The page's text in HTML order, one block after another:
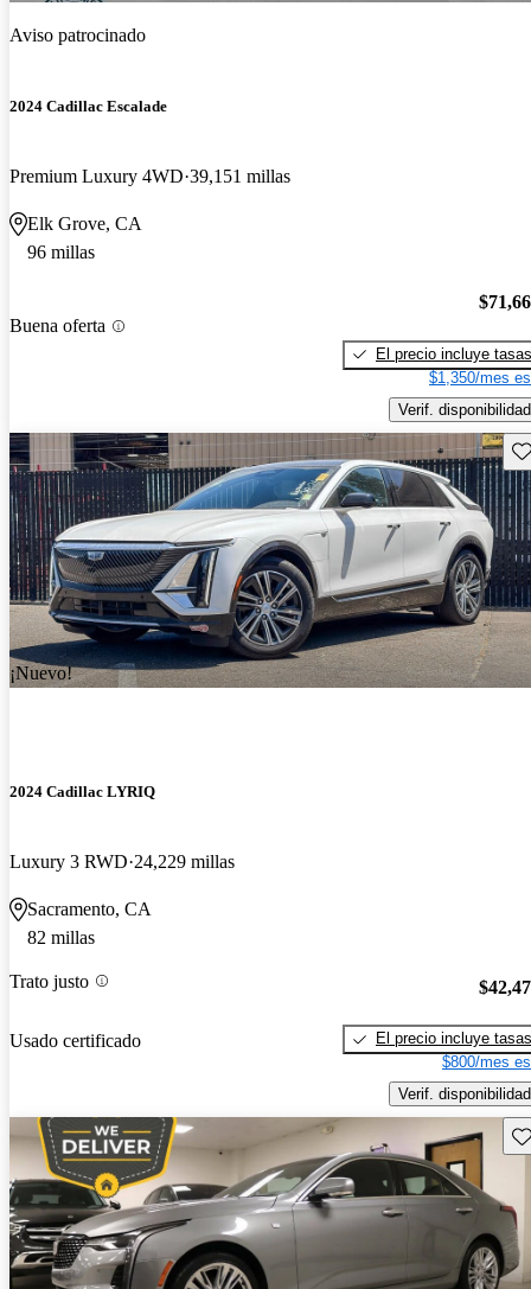
Aviso patrocinado
2024 Cadillac Escalade
Premium Luxury 4WD 39,151 millas
Elk Grove, CA
96 millas
Buena oferta
El precio incluye tasas
$1,350/mes
Verif. disponibilidad
¡Nuevo!
2024 Cadillac LYRIQ
Luxury 3 RWD 24,229 millas
Sacramento, CA
82 millas
Trato justo
Usado certificado
El precio incluye tasas
$800/mes
Verif. disponibilidad